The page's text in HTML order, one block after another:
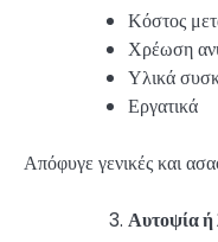
Κόστος
Χρέωση
Υλικά
Εργατικά
Απόφυγε γενικές και
Αυτοψία ή